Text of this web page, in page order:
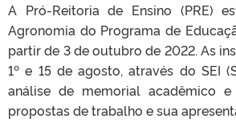
A Pró-Reitoria de Ensino (PRE)
Agronomia do Programa de
partir de 3 de outubro de 2022. As
1º e 15 de agosto, através do SEI
análise de memorial acadêmico
propostas de trabalho e sua